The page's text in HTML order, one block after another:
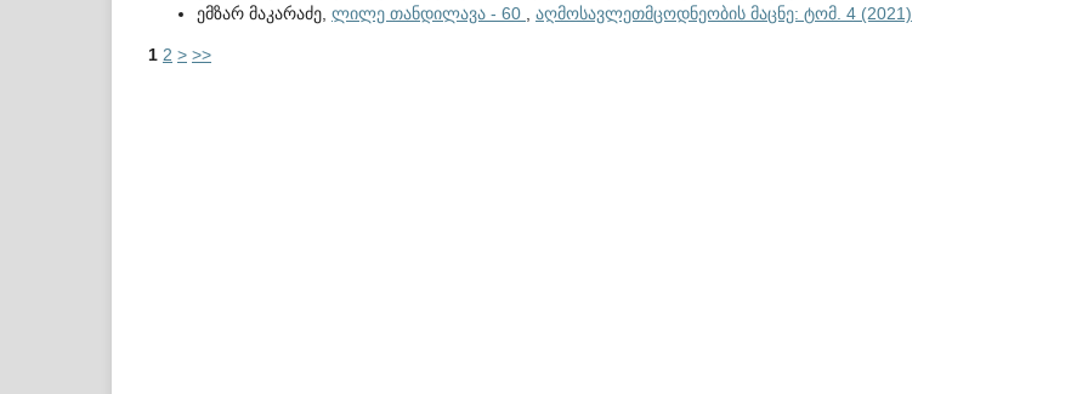
ემზარ მაკარაძე, ლილე თანდილავა - 60 აღმოსავლეთმცოდნეობის მაცნე: ტომ. 4 (2021)
1 2 > >>